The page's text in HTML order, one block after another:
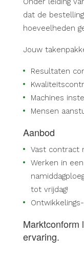
dat de
hoeveelheden
Jouw
Resultaten
Machines
Mensen
Aanbod
Vast contract
Werken in
tot vrijdag!
Marktconform
ervaring.